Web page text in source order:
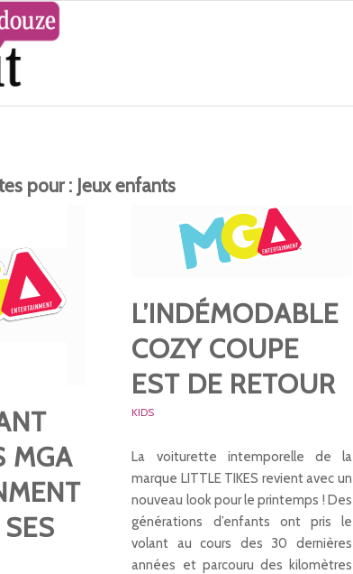
pour : Jeux enfants
MGA
L’INDÉMODABLE
COZY COUPE
EST DE RETOUR
KIDS
La voiturette intemporelle de la
marque LITTLE TIKES revient avec un
nouveau look pour le printemps ! Des
générations d’enfants ont pris le
volant au cours des 30 dernières
années et parcouru des kilomètres